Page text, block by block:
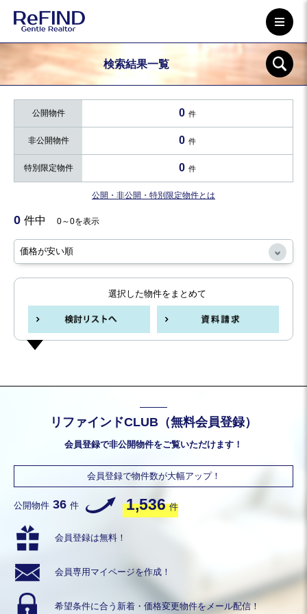
検索結果一覧
公開物件 0 件
非公開物件 0 件
特別限定物件 0 件
公開・非公開・特別限定物件とは
0 件中 0～0を表示
選択した物件をまとめて
リファインドCLUB（無料会員登録）
会員登録で非公開物件をご覧いただけます！
会員登録で物件数が大幅アップ！
公開物件 36 件 1,536 件
会員登録は無料！
会員専用 マイページを作成！
希望条件に合う 新着・価格変更物件をメール配信！